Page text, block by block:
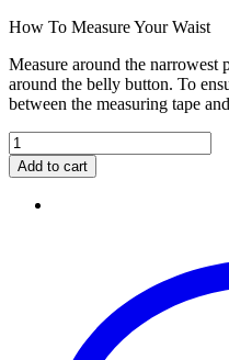
How To Measure Your Waist
Measure around the narrowest
around the belly button. To
between the measuring tape
Add to cart